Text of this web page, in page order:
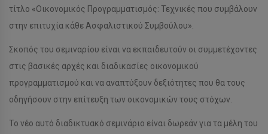
τίτλο «Οικονομικός Προγραμματισμός: Τεχνικές που συμβάλουν
στην επιτυχία κάθε Ασφαλιστικού Συμβούλου».
Σκοπός του σεμιναρίου είναι να εκπαιδευτούν οι συμμετέχοντες
στις βασικές αρχές και διαδικασίες οικονομικού
προγραμματισμού και να αναπτύξουν δεξιότητες που θα τους
οδηγήσουν στην επίτευξη των οικονομικών τους στόχων.
Το νέο αυτό διαδικτυακό σεμινάριο είναι δωρεάν για τα μέλη του